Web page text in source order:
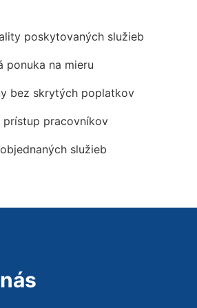
poskytovaných služieb
ponuka na mieru
bez skrytých poplatkov
pracovníkov
služieb